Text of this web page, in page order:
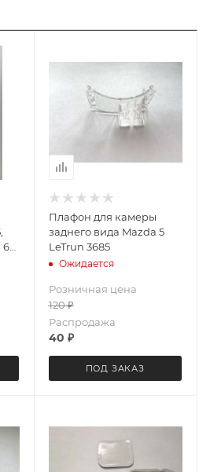
6
Плафон для камеры
заднего вида Mazda 5
LeTrun 3685
Ожидается
Розничная цена
120₽
Распродажа
40 ₽
ПОД ЗАКАЗ